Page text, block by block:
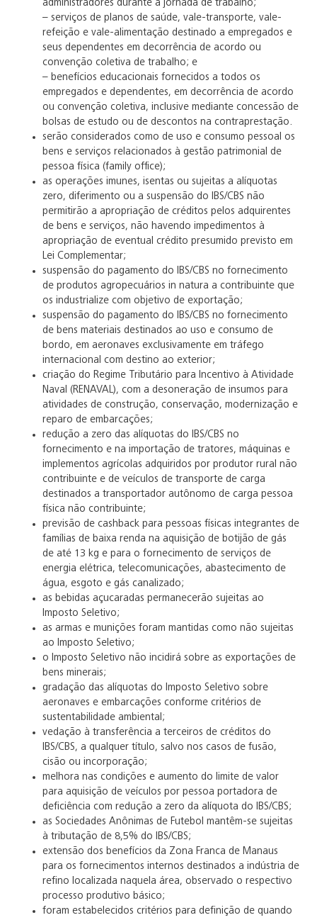
administradores durante a jornada de trabalho;
– serviços de planos de saúde, vale-transporte, vale-
refeição e vale-alimentação destinado a empregados e
seus dependentes em decorrência de acordo ou
convenção coletiva de trabalho; e
– benefícios educacionais fornecidos a todos os
empregados e dependentes, em decorrência de acordo
ou convenção coletiva, inclusive mediante concessão de
bolsas de estudo ou de descontos na contraprestação.
serão considerados como de uso e consumo pessoal os
bens e serviços relacionados à gestão patrimonial de
pessoa física (family office);
as operações imunes, isentas ou sujeitas a alíquotas
zero, diferimento ou a suspensão do IBS/CBS não
permitirão a apropriação de créditos pelos adquirentes
de bens e serviços, não havendo impedimentos à
apropriação de eventual crédito presumido previsto em
Lei Complementar;
suspensão do pagamento do IBS/CBS no fornecimento
de produtos agropecuários in natura a contribuinte que
os industrialize com objetivo de exportação;
suspensão do pagamento do IBS/CBS no fornecimento
de bens materiais destinados ao uso e consumo de
bordo, em aeronaves exclusivamente em tráfego
internacional com destino ao exterior;
criação do Regime Tributário para Incentivo à Atividade
Naval (RENAVAL), com a desoneração de insumos para
atividades de construção, conservação, modernização e
reparo de embarcações;
redução a zero das alíquotas do IBS/CBS no
fornecimento e na importação de tratores, máquinas e
implementos agrícolas adquiridos por produtor rural não
contribuinte e de veículos de transporte de carga
destinados a transportador autônomo de carga pessoa
física não contribuinte;
previsão de cashback para pessoas físicas integrantes de
famílias de baixa renda na aquisição de botijão de gás
de até 13 kg e para o fornecimento de serviços de
energia elétrica, telecomunicações, abastecimento de
água, esgoto e gás canalizado;
as bebidas açucaradas permanecerão sujeitas ao
Imposto Seletivo;
as armas e munições foram mantidas como não sujeitas
ao Imposto Seletivo;
o Imposto Seletivo não incidirá sobre as exportações de
bens minerais;
gradação das alíquotas do Imposto Seletivo sobre
aeronaves e embarcações conforme critérios de
sustentabilidade ambiental;
vedação à transferência a terceiros de créditos do
IBS/CBS, a qualquer título, salvo nos casos de fusão,
cisão ou incorporação;
melhora nas condições e aumento do limite de valor
para aquisição de veículos por pessoa portadora de
deficiência com redução a zero da alíquota do IBS/CBS;
as Sociedades Anônimas de Futebol mantêm-se sujeitas
à tributação de 8,5% do IBS/CBS;
extensão dos benefícios da Zona Franca de Manaus
para os fornecimentos internos destinados a indústria de
refino localizada naquela área, observado o respectivo
processo produtivo básico;
foram estabelecidos critérios para definição de quando